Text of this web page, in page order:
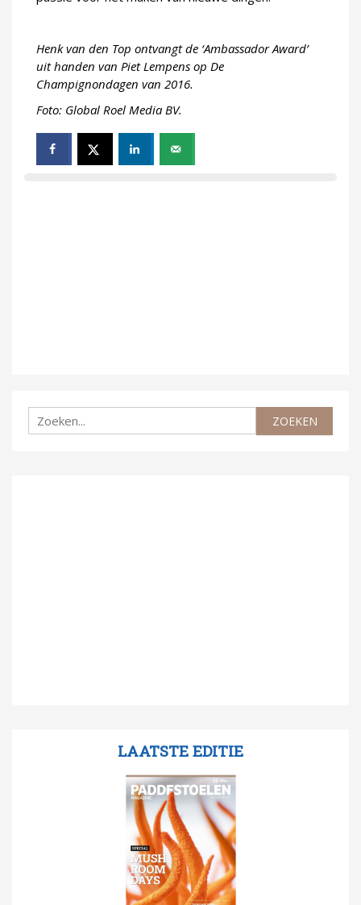
Henk van den Top ontvangt de ‘Ambassador Award’
uit handen van Piet Lempens op De
Champignondagen van 2016.
Foto: Global Roel Media BV.
LAATSTE EDITIE